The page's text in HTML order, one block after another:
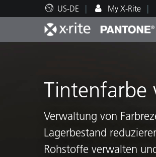
US-DE My X-Rite
Automobil
Tintenfarbe
Verwaltung von
Lagerbestand
Rohstoffe verwalten